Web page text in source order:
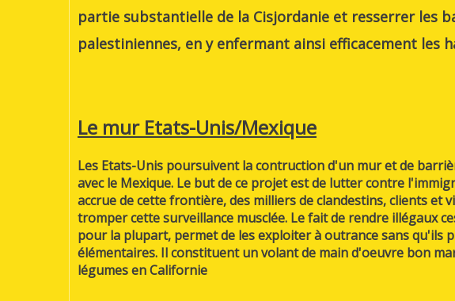
partie substantielle de la Cisjordanie et resserrer les
palestiniennes, en y enfermant ainsi efficacement les
Le mur Etats-Unis/Mexique
Les Etats-Unis poursuivent la contruction d'un mur et de
avec le Mexique. Le but de ce projet est de lutter contre
accrue de cette frontière, des milliers de clandestins, clients et
tromper cette surveillance musclée. Le fait de rendre illégaux
pour la plupart, permet de les exploiter à outrance sans qu'ils
élémentaires. Il constituent un volant de main d'oeuvre bon
légumes en Californie